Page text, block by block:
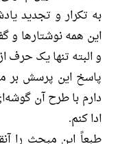
به تکرار و تجدید
این همه نوشتارها و
و البته تنها یک حرف
پاسخ این پرسش بر
دارم با طرح آن
ادا کنم.
طبعاً این مبحث را